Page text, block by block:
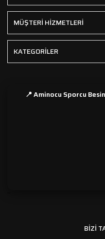
MÜŞTERİ HİZMETLERİ
KATEGORİLER
📍 Aminocu Sporcu
BİZİ